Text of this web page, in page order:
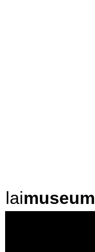
laimuseum